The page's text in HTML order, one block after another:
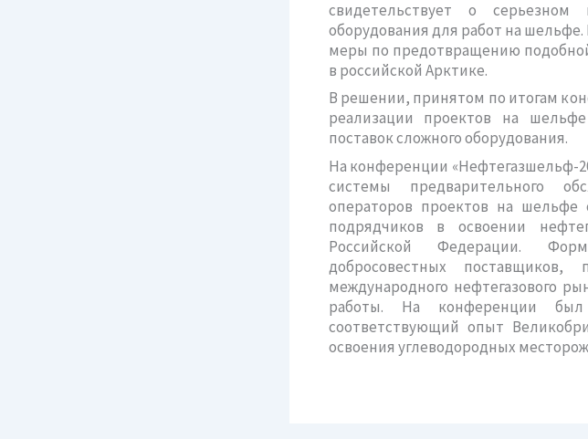
свидетельствует о серьезном
оборудования для работ на
меры по предотвращению
в российской Арктике.
В решении, принятом по итогам
реализации проектов на
поставок сложного оборудования.
На конференции «Нефтегазшельф-
системы предварительного
операторов проектов на шельфе
подрядчиков в освоении
Российской Федерации.
добросовестных поставщиков,
международного нефтегазового
работы. На конференции был
соответствующий опыт
освоения углеводородных